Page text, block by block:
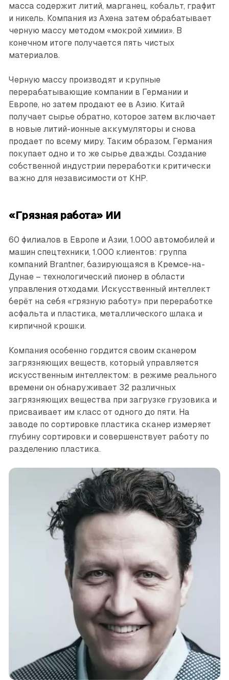
масса содержит литий, марганец, кобальт, графит
и никель. Компания из Ахена затем обрабатывает
черную массу методом «мокрой химии». В
конечном итоге получается пять чистых
материалов.
Черную массу производят и крупные
перерабатывающие компании в Германии и
Европе, но затем продают ее в Азию. Китай
получает сырье обратно, которое затем включает
в новые литий-ионные аккумуляторы и снова
продает по всему миру. Таким образом, Германия
покупает одно и то же сырье дважды. Создание
собственной индустрии переработки критически
важно для независимости от КНР.
«Грязная работа» ИИ
60 филиалов в Европе и Азии, 1.000 автомобилей и
машин спецтехники, 1.000 клиентов: группа
компаний Brantner, базирующаяся в Кремсе-на-
Дунае – технологический пио­нер в области
управления отходами. Искусственный интеллект
берёт на себя «грязную работу» при переработке
асфальта и пластика, металлического шлака и
кирпичной крошки.
Компания особенно гордится своим сканером
загрязняющих веществ, который управляется
искусственным интеллектом: в режиме реального
времени он обнаруживает 32 различных
загрязняющих вещества при загрузке грузовика и
присваивает им класс от одного до пяти. На
заводе по сортировке пластика сканер измеряет
глубину сор­тировки и совершенствует работу по
разделению пластика.